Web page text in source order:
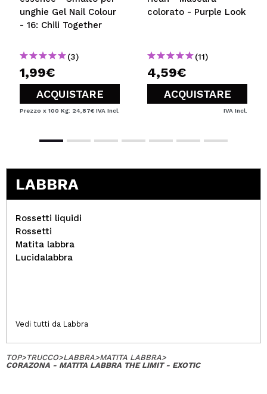
unghie Gel Nail Colour
- 16: Chili Together
(3)
1,99€
ACQUISTARE
Prezzo x 100 Kg: 24,87€ IVA Incl.
colorato - Purple Look
(11)
4,59€
ACQUISTARE
IVA Incl.
LABBRA
Rossetti liquidi
Rossetti
Matita labbra
Lucidalabbra
Vedi tutti da Labbra
TOP>TRUCCO>LABBRA>MATITA LABBRA>
CORAZONA - MATITA LABBRA THE LIMIT - EXOTIC